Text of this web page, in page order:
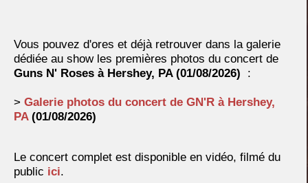
Vous pouvez d'ores et déjà retrouver dans la galerie
dédiée au show les premières photos du concert de
Guns N' Roses à Hershey, PA (01/08/2026) :
> Galerie photos du concert de GN'R à Hershey,
PA(01/08/2026)
Le concert complet est disponible en vidéo, filmé du
public ici.